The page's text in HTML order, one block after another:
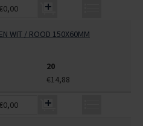
WIT / ROOD 150X60MM
20
€14,88